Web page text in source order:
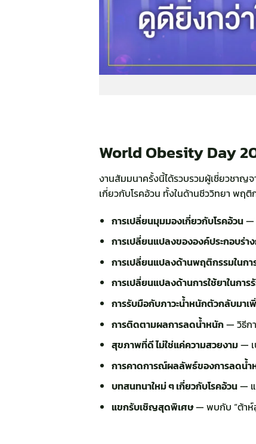
World Obesity Day
งานสัมมนาครั้งนี้ได้รวบรวมผู้เชี่ยวชาญ
เกี่ยวกับโรคอ้วน ทั้งในด้านชีววิทยา พ
การเปลี่ยนมุมมองเกี่ยวกับโรคอ้วน—
การเปลี่ยนแปลงขององค์ประกอบร่า
การเปลี่ยนแปลงด้านพฤติกรรมในกา
การเปลี่ยนแปลงด้านการใช้ยาในการ
การรับมือกับภาวะน้ำหนักตัวกลับมาเ
การติดตามผลการลดน้ำหนัก— วิธีก
สุขภาพที่ดี ไม่ใช่แค่ความสวยงาม— เ
การคาดการณ์ผลลัพธ์ของการลดน้ำ
บทสนทนาใหม่ ๆ เกี่ยวกับโรคอ้วน— แ
แขกรับเชิญสุดพิเศษ— พบกับ “ต้าห์